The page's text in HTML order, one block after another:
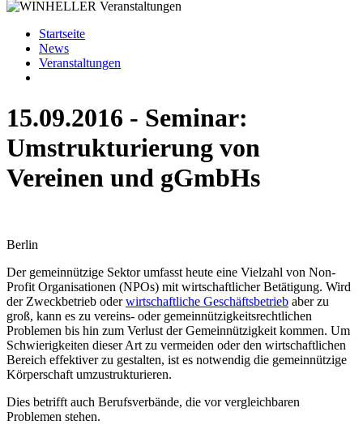
Startseite
News
Veranstaltungen
15.09.2016 - Seminar:
Umstrukturierung von
Vereinen und gGmbHs
Berlin
Der gemeinnützige Sektor umfasst heute eine Vielzahl von Non-
Profit Organisationen (NPOs) mit wirtschaftlicher Betätigung. Wird
der Zweckbetrieb oderwirtschaftliche Geschäftsbetrieb aber zu
groß, kann es zu vereins- oder gemeinnützigkeitsrechtlichen
Problemen bis hin zum Verlust der Gemeinnützigkeit kommen. Um
Schwierigkeiten dieser Art zu vermeiden oder den wirtschaftlichen
Bereich effektiver zu gestalten, ist es notwendig die gemeinnützige
Körperschaft umzustrukturieren.
Dies betrifft auch Berufsverbände, die vor vergleichbaren
Problemen stehen.